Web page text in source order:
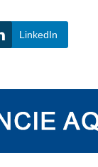
LinkedIn